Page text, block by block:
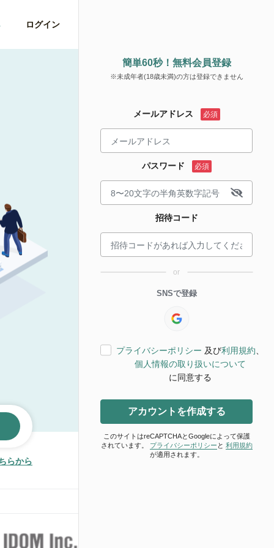
ログイン
簡単60秒！無料会員登録
※未成年者(18歳未満)の方は登録できません
メールアドレス
パスワード
招待コード
or
SNSで登録
プライバシーポリシー 及び利用規約
個人情報の取り扱いについて
に同意する
アカウントを作成する
このサイトはreCAPTCHAとGoogleによって保護
されています。
プライバシーポリシー と 利用規約
が適用されます。
らから